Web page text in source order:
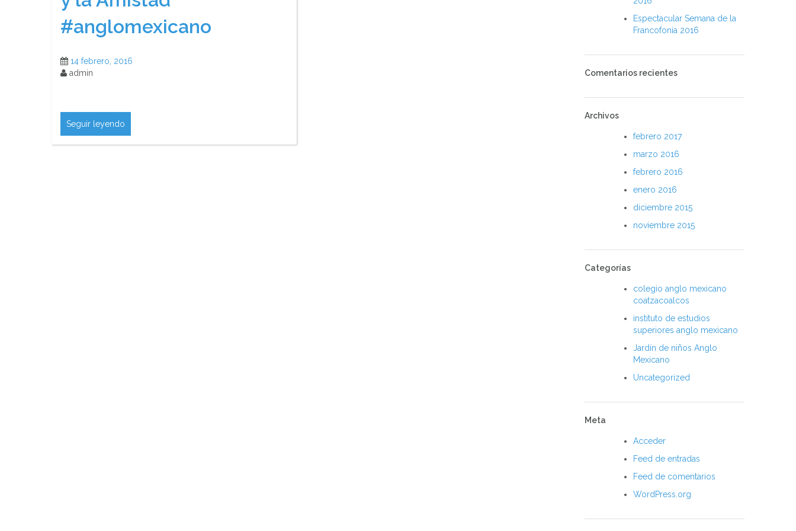
#anglomexicano
14 febrero, 2016
admin
Seguir leyendo
Espectacular Semana de la
Francofonía 2016
Comentarios recientes
Archivos
febrero 2017
marzo 2016
febrero 2016
enero 2016
diciembre 2015
noviembre 2015
Categorías
colegio anglo mexicano
coatzacoalcos
instituto de estudios
superiores anglo mexicano
Jardín de niños Anglo
Mexicano
Uncategorized
Meta
Acceder
Feed de entradas
Feed de comentarios
WordPress.org